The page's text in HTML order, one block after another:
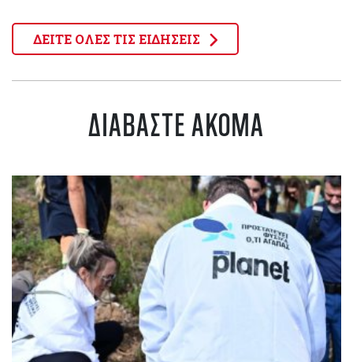
ΔΕΙΤΕ ΟΛΕΣ ΤΙΣ ΕΙΔΗΣΕΙΣ
ΔΙΑΒΑΣΤΕ ΑΚΟΜΑ